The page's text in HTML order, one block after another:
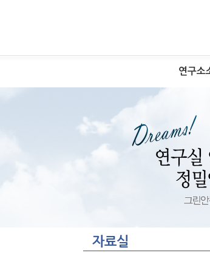
연구소
자료실